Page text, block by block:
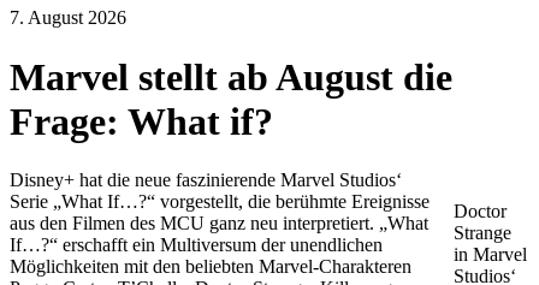
7. August 2026
Marvel stellt ab August die
Frage: What if?
Doctor
Strange
in Marvel
Studios‘
Disney+ hat die neue faszinierende Marvel Studios‘
Serie „What If…?“ vorgestellt, die berühmte Ereignisse
aus den Filmen des MCU ganz neu interpretiert. „What
If…?“ erschafft ein Multiversum der unendlichen
Möglichkeiten mit den beliebten Marvel-Charakteren